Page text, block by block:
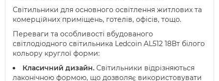
Світильники для основного освітлення житлових та
комерційних приміщень, готелів, офісів, тощо.
Переваги та особливості вбудованого
світлодіодного світильника Ledcoin AL512 18Вт білого
кольору круглої форми:
Класичний дизайн. Світильники відрізняються
лаконічною формою, що дозволяє використовувати